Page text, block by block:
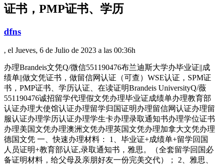
证书，PMP证书、学历
dfns
, el Jueves, 6 de Julio de 2023 a las 00:36h
办理Brandeis文凭Q/微信551190476布兰迪斯大学办毕业证||成
绩单||做文凭证书，做留信网认证（可查）WSE认证，SPM证
书，PMP证书、学历认证、在读证明Brandeis UniversityQ/薇
551190476诚招留学代理假文凭办理毕业证成绩单办理教育部
认证办理大使馆认证办理留学归国证明办理留信网认证办理留
服认证办理学历认证办理学生卡办理录取通知书办理学位证书
办理美国文凭办理澳洲文凭办理英国文凭办理加拿大文凭办理
德国文凭 一、快速办理材料： 1、毕业证+成绩单+留学回国
人员证明+教育部认证,录取通知书，雅思。（全套留学回国必
备证明材料，给父母及亲朋好友一份完美交代）； 2、雅思、